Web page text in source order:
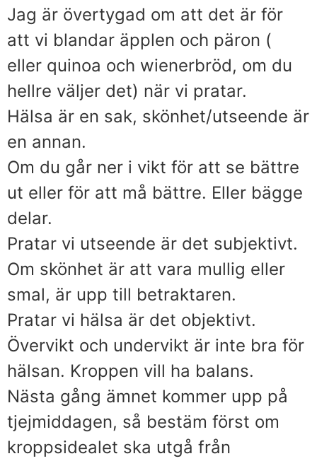
Jag är övertygad om att det är för
att vi blandar äpplen och päron (
eller quinoa och wienerbröd, om du
hellre väljer det) när vi pratar.
Hälsa är en sak, skönhet/utseende är
en annan.
Om du går ner i vikt för att se bättre
ut eller för att må bättre. Eller bägge
delar.
Pratar vi utseende är det subjektivt.
Om skönhet är att vara mullig eller
smal, är upp till betraktaren.
Pratar vi hälsa är det objektivt.
Övervikt och undervikt är inte bra för
hälsan. Kroppen vill ha balans.
Nästa gång ämnet kommer upp på
tjejmiddagen, så bestäm först om
kroppsidealet ska utgå från